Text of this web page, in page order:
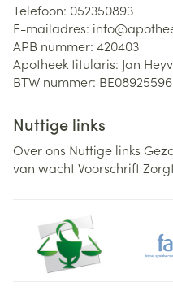
Telefoon: 052350893
E-mailadres: info@
APB nummer: 420403
Apotheek titularis: Jan
BTW nummer:
Nuttige links
Over ons Nuttige links
van wachtVoorschrift